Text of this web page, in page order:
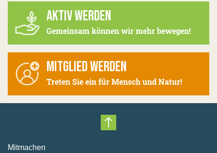
AKTIV WERDEN
Gemeinsam können wir mehr bewegen!
MITGLIED WERDEN
Treten Sie ein für Mensch und Natur!
Nach oben scrollen
Mitmachen